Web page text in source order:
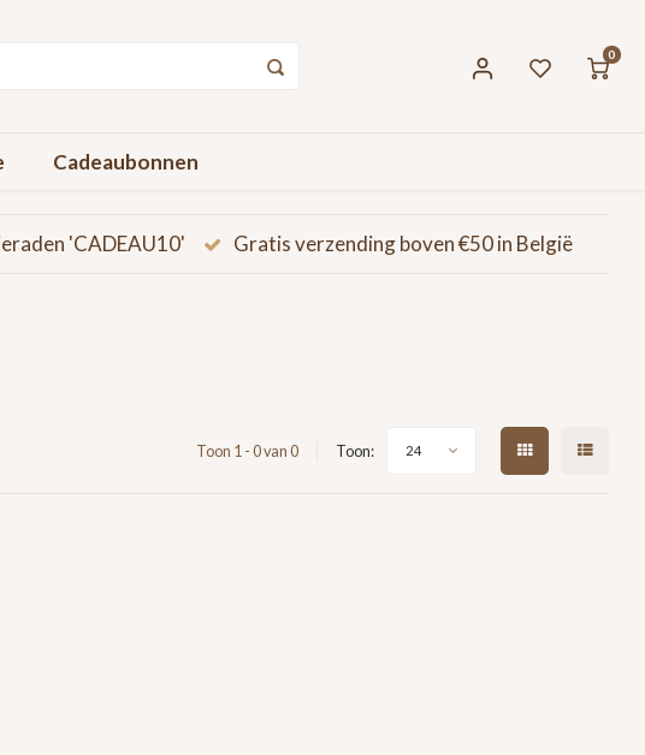
0
Cadeaubonnen
'CADEAU10' Gratis verzending boven €50 in België
Toon 1 - 0 van 0 Toon: 24